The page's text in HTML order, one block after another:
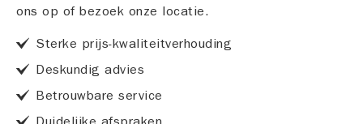
ons op of bezoek onze locatie.
Sterke prijs-kwaliteitverhouding
Deskundig advies
Betrouwbare service